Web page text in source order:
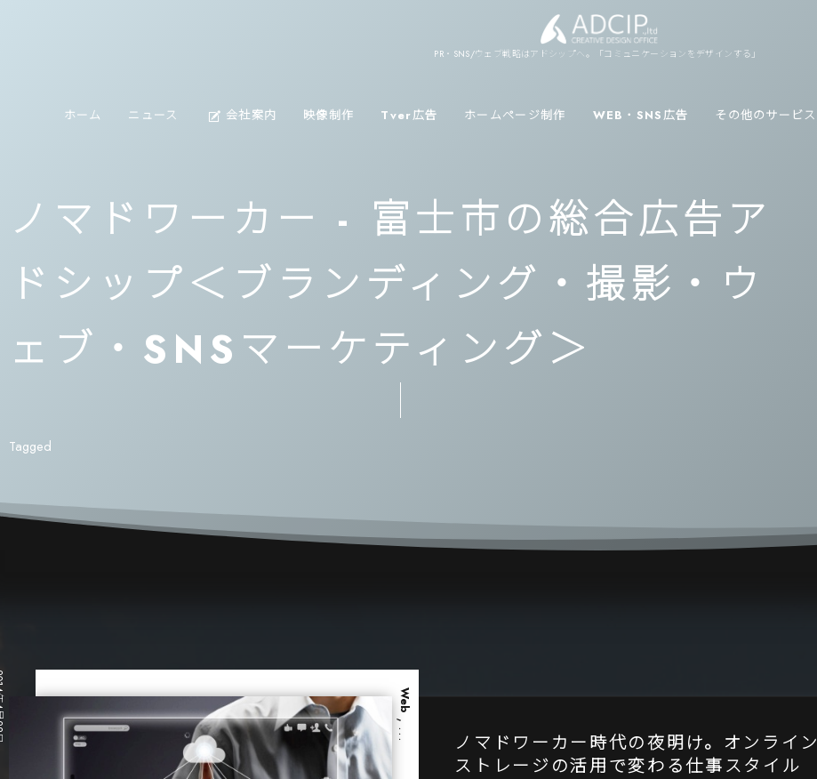
PR・SNS/ウェブ戦略はアドシップへ。「コミュニケーションをデザインする」
ホーム ニュース 会社案内
about
us 映像制作 Tver広告 ホームページ制作 WEB・SNS広告 その他のサービス
ノマドワーカー - 富士市の総合広告ア
ドシップ＜ブランディング・撮影・ウ
ェブ・SNSマーケティング＞
Tagged
Web
, …
ノマドワーカー時代の夜明け。オンライン
ストレージの活用で変わる仕事スタイル
日